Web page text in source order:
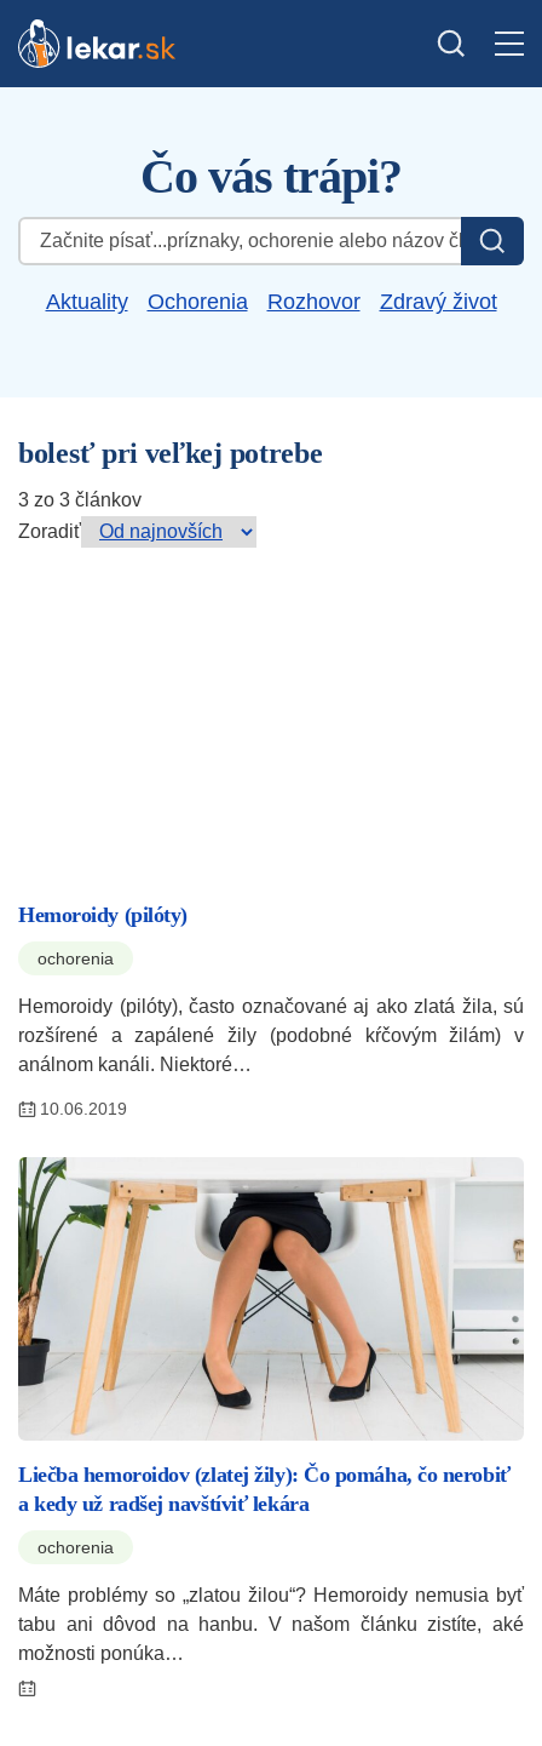
Čo vás trápi?
Hľadať:
Aktuality Ochorenia Rozhovor Zdravý život
bolesť pri veľkej potrebe
3 zo 3 článkov
Zoradiť
Hemoroidy (pilóty)
ochorenia
Hemoroidy (pilóty), často označované aj ako zlatá žila, sú
rozšírené a zapálené žily (podobné kŕčovým žilám) v
análnom kanáli. Niektoré…
10.06.2019
Liečba hemoroidov (zlatej žily): Čo pomáha, čo nerobiť
a kedy už radšej navštíviť lekára
ochorenia
Máte problémy so „zlatou žilou“? Hemoroidy nemusia byť
tabu ani dôvod na hanbu. V našom článku zistíte, aké
možnosti ponúka…